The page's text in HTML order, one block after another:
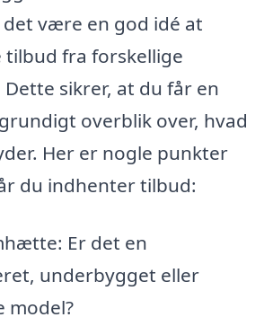
være en god idé at
fra forskellige
sikrer, at du får en
overblik over, hvad
Her er nogle punkter
du indhenter tilbud:
Er det en
underbygget eller
model?